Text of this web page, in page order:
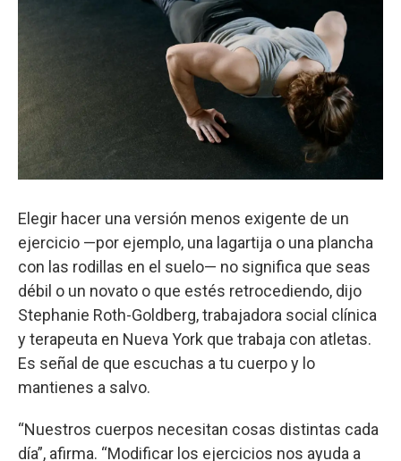
Elegir hacer una versión menos exigente de un
ejercicio —por ejemplo, una lagartija o una plancha
con las rodillas en el suelo— no significa que seas
débil o un novato o que estés retrocediendo, dijo
Stephanie Roth-Goldberg, trabajadora social clínica
y terapeuta en Nueva York que trabaja con atletas.
Es señal de que escuchas a tu cuerpo y lo
mantienes a salvo.
“Nuestros cuerpos necesitan cosas distintas cada
día”, afirma. “Modificar los ejercicios nos ayuda a